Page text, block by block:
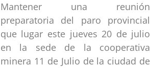
Mantener una reunión
preparatoria del paro provincial
que lugar este jueves 20 de julio
en la sede de la cooperativa
minera 11 de Julio de la ciudad de